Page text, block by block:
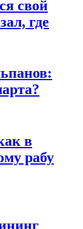
свой
где
в
рабу